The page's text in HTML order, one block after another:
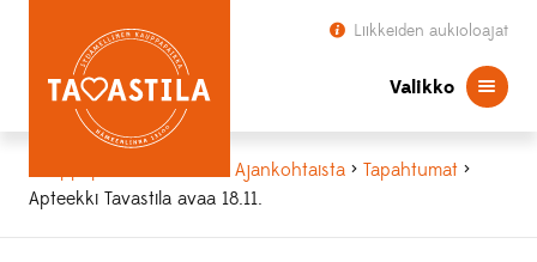
Liikkeiden aukioloajat
Valikko
>Ajankohtaista >Tapahtumat >
Apteekki Tavastila avaa 18.11.